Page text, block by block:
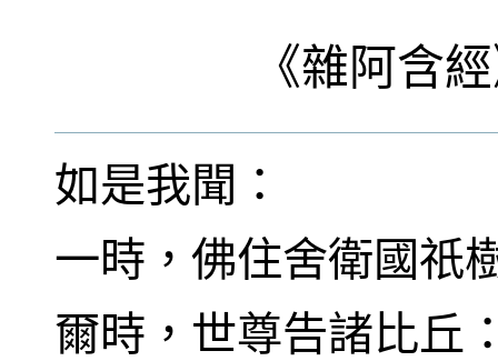
《雜阿含
如是我聞：
一時，佛住舍衛國祇
爾時，世尊告諸比丘